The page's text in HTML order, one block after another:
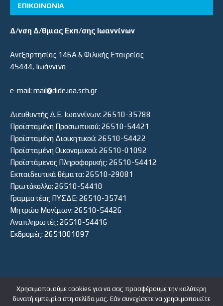
ΕΠΙΚΟΙΝΩΝΙΑ
Δ/νση Δ/θμιας Εκπ/σης Ιωαννίνων
Ανεξαρτησίας 146Α & Φιλικής Εταιρείας
45444, Ιωάννινα
e-mail: mail@dide.ioa.sch.gr
Διευθυντής Δ.Ε. Ιωαννίνων: 26510-35788
Προϊσταμένη Προσωπικού: 26510-54421
Προϊσταμένη Διοικητικού: 26510-54422
Προϊσταμένη Οικονομικού: 26510-01092
Προϊστάμενος Πληροφορικής: 26510-54412
Εκπαιδευτικά θέματα: 26510-29081
Πρωτόκολλο: 26510-54410
Γραμματέας ΠΥΣΔΕ: 26510-35741
Μητρώο Μονίμων: 26510-54426
Αναπληρωτές: 26510-54416
Εκδρομές: 2651001097
ΕΙΣΟΔΟΣ ΧΡΗΣΤΗ
Χρησιμοποιούμε cookies για να σας προσφέρουμε την καλύτερη
δυνατή εμπειρία στη σελίδα μας. Εάν συνεχίσετε να χρησιμοποιείτε